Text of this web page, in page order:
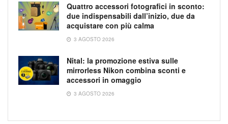
Quattro accessori fotografici in sconto:
due indispensabili dall’inizio, due da
acquistare con più calma
3 AGOSTO 2026
Nital: la promozione estiva sulle
mirrorless Nikon combina sconti e
accessori in omaggio
3 AGOSTO 2026